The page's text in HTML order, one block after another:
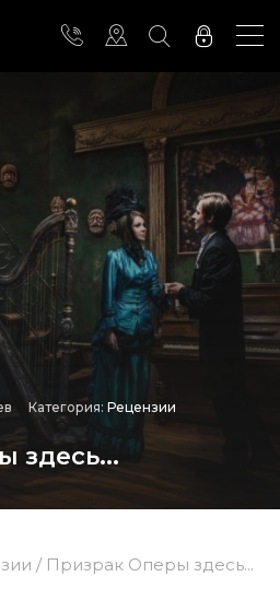
Категория: Рецензии
здесь...
/ Призрак Оперы здесь...